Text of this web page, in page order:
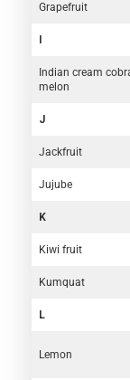
Grapefruit
Indian cream
melon
J
Jackfruit
Jujube
K
Kiwi fruit
Kumquat
L
Lemon